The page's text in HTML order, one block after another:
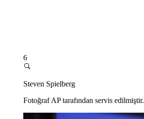
6
Steven Spielberg
Fotoğraf AP tarafından servis edilmiştir.